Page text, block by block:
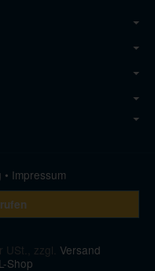
• Impressum
zzgl. Versand
Shop